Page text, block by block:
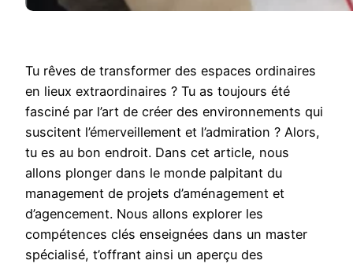
Tu rêves de transformer des espaces ordinaires
en lieux extraordinaires ? Tu as toujours été
fasciné par l’art de créer des environnements qui
suscitent l’émerveillement et l’admiration ? Alors,
tu es au bon endroit. Dans cet article, nous
allons plonger dans le monde palpitant du
management de projets d’aménagement et
d’agencement. Nous allons explorer les
compétences clés enseignées dans un master
spécialisé, t’offrant ainsi un aperçu des